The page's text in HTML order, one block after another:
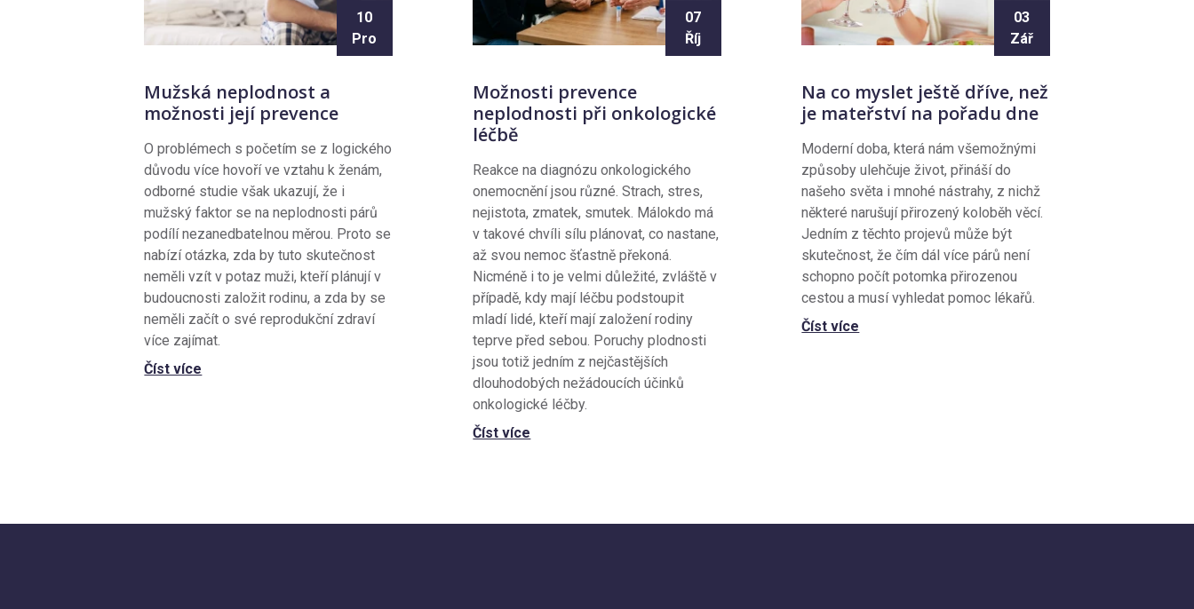
10
Pro
Mužská neplodnost a
možnosti její prevence
O problémech s početím se z logického
důvodu více hovoří ve vztahu k ženám,
odborné studie však ukazují, že i
mužský faktor se na neplodnosti párů
podílí nezanedbatelnou měrou. Proto se
nabízí otázka, zda by tuto skutečnost
neměli vzít v potaz muži, kteří plánují v
budoucnosti založit rodinu, a zda by se
neměli začít o své reprodukční zdraví
více zajímat.
Číst více
07
Říj
Možnosti prevence
neplodnosti při onkologické
léčbě
Reakce na diagnózu onkologického
onemocnění jsou různé. Strach, stres,
nejistota, zmatek, smutek. Málokdo má
v takové chvíli sílu plánovat, co nastane,
až svou nemoc šťastně překoná.
Nicméně i to je velmi důležité, zvláště v
případě, kdy mají léčbu podstoupit
mladí lidé, kteří mají založení rodiny
teprve před sebou. Poruchy plodnosti
jsou totiž jedním z nejčastějších
dlouhodobých nežádoucích účinků
onkologické léčby.
Číst více
03
Zář
Na co myslet ještě dříve, než
je mateřství na pořadu dne
Moderní doba, která nám všemožnými
způsoby ulehčuje život, přináší do
našeho světa i mnohé nástrahy, z nichž
některé narušují přirozený koloběh věcí.
Jedním z těchto projevů může být
skutečnost, že čím dál více párů není
schopno počít potomka přirozenou
cestou a musí vyhledat pomoc lékařů.
Číst více